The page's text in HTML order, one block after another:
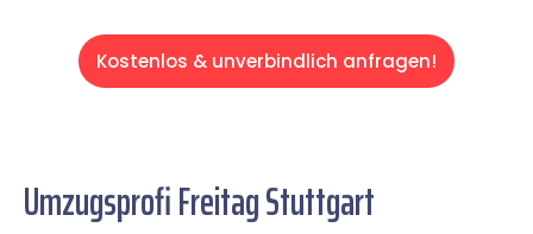
Kostenlos & unverbindlich anfragen!
Umzugsprofi Freitag Stuttgart